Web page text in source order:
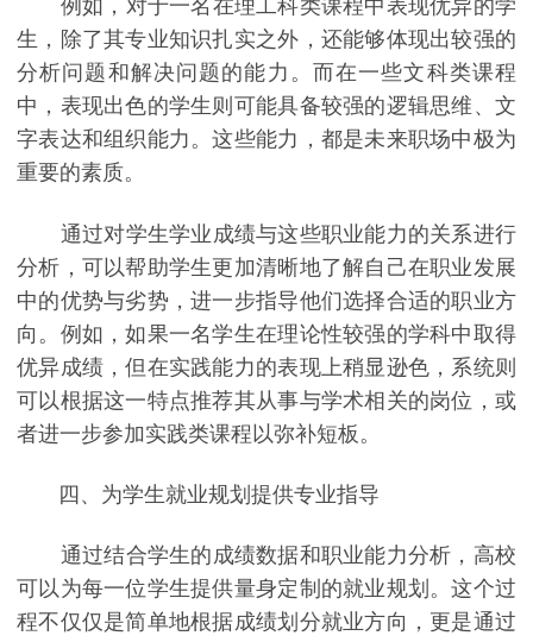
例如，对于一名在理工科类课程中表现优异的学
生，除了其专业知识扎实之外，还能够体现出较强的
分析问题和解决问题的能力。而在一些文科类课程
中，表现出色的学生则可能具备较强的逻辑思维、文
字表达和组织能力。这些能力，都是未来职场中极为
重要的素质。
通过对学生学业成绩与这些职业能力的关系进行
分析，可以帮助学生更加清晰地了解自己在职业发展
中的优势与劣势，进一步指导他们选择合适的职业方
向。例如，如果一名学生在理论性较强的学科中取得
优异成绩，但在实践能力的表现上稍显逊色，系统则
可以根据这一特点推荐其从事与学术相关的岗位，或
者进一步参加实践类课程以弥补短板。
四、为学生就业规划提供专业指导
通过结合学生的成绩数据和职业能力分析，高校
可以为每一位学生提供量身定制的就业规划。这个过
程不仅仅是简单地根据成绩划分就业方向，更是通过